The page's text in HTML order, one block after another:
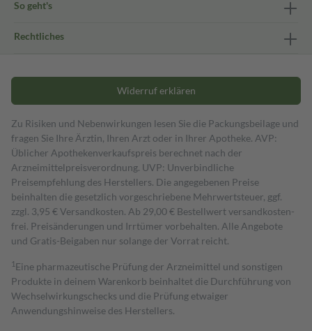
So geht's
Rechtliches
Widerruf erklären
Zu Risiken und Nebenwirkungen lesen Sie die Packungsbeilage und
fragen Sie Ihre Ärztin, Ihren Arzt oder in Ihrer Apotheke. AVP:
Üblicher Apothekenverkaufspreis berechnet nach der
Arzneimittelpreisverordnung. UVP: Unverbindliche
Preisempfehlung des Herstellers. Die angegebenen Preise
beinhalten die gesetzlich vorgeschriebene Mehrwertsteuer, ggf.
zzgl. 3,95 € Versandkosten. Ab 29,00 € Bestell­wert versand­kosten­
frei. Preisänderungen und Irrtümer vorbehalten. Alle Angebote
und Gratis-Beigaben nur solange der Vorrat reicht.
1 Eine pharmazeutische Prüfung der Arzneimittel und sonstigen
Produkte in deinem Warenkorb beinhaltet die Durchführung von
Wechselwirkungschecks und die Prüfung etwaiger
Anwendungshinweise des Herstellers.